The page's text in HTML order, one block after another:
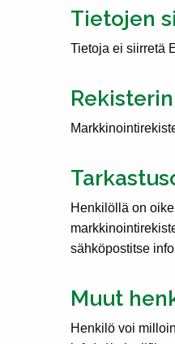
Tietojen
Tietoja ei siirretä
Henkilöllä on
sähköpostitse
Muut
Henkilö voi